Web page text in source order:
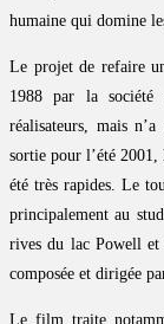
humaine qui domine
Le projet de refaire
1988 par la société
réalisateurs, mais
sortie pour l’été
été très rapides. Le
principalement au
rives du lac Powell et
composée et dirigée
Le film traite